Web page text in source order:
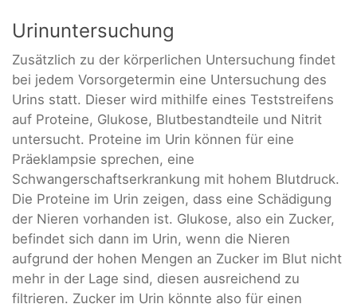
Urinuntersuchung
Zusätzlich zu der körperlichen Untersuchung findet
bei jedem Vorsorgetermin eine Untersuchung des
Urins statt. Dieser wird mithilfe eines Teststreifens
auf Proteine, Glukose, Blutbestandteile und Nitrit
untersucht. Proteine im Urin können für eine
Präeklampsie sprechen, eine
Schwangerschaftserkrankung mit hohem Blutdruck.
Die Proteine im Urin zeigen, dass eine Schädigung
der Nieren vorhanden ist. Glukose, also ein Zucker,
befindet sich dann im Urin, wenn die Nieren
aufgrund der hohen Mengen an Zucker im Blut nicht
mehr in der Lage sind, diesen ausreichend zu
filtrieren. Zucker im Urin könnte also für einen